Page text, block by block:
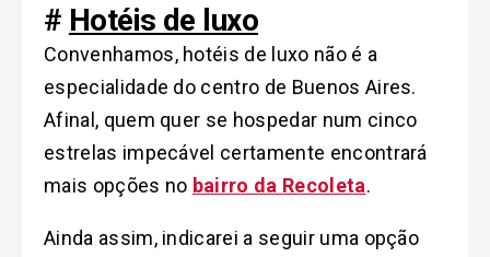
# Hotéis de luxo
Convenhamos, hotéis de luxo não é a
especialidade do centro de Buenos Aires.
Afinal, quem quer se hospedar num cinco
estrelas impecável certamente encontrará
mais opções no bairro da Recoleta.
Ainda assim, indicarei a seguir uma opção